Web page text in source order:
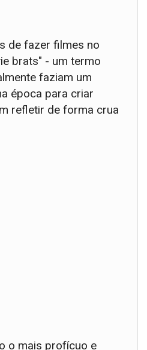
de fazer filmes no
brats" - um termo
faziam um
época para criar
refletir de forma crua
o mais profícuo e